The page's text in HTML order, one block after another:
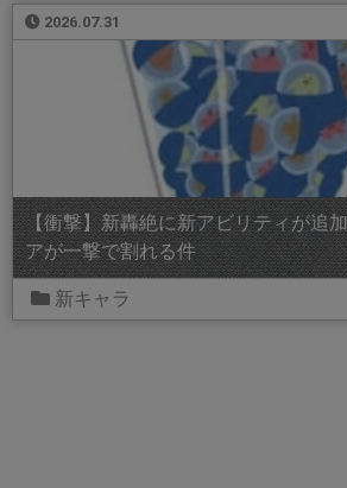
2026.07.31
【衝撃】新轟絶に新アビリティが追
アが一撃で割れる件
新キャラ